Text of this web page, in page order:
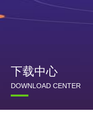
下载中心
DOWNLOAD CENTER